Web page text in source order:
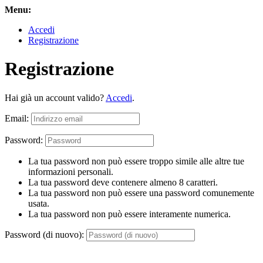
Menu:
Accedi
Registrazione
Registrazione
Hai già un account valido? Accedi.
Email:
Password:
La tua password non può essere troppo simile alle altre tue
informazioni personali.
La tua password deve contenere almeno 8 caratteri.
La tua password non può essere una password comunemente
usata.
La tua password non può essere interamente numerica.
Password (di nuovo):